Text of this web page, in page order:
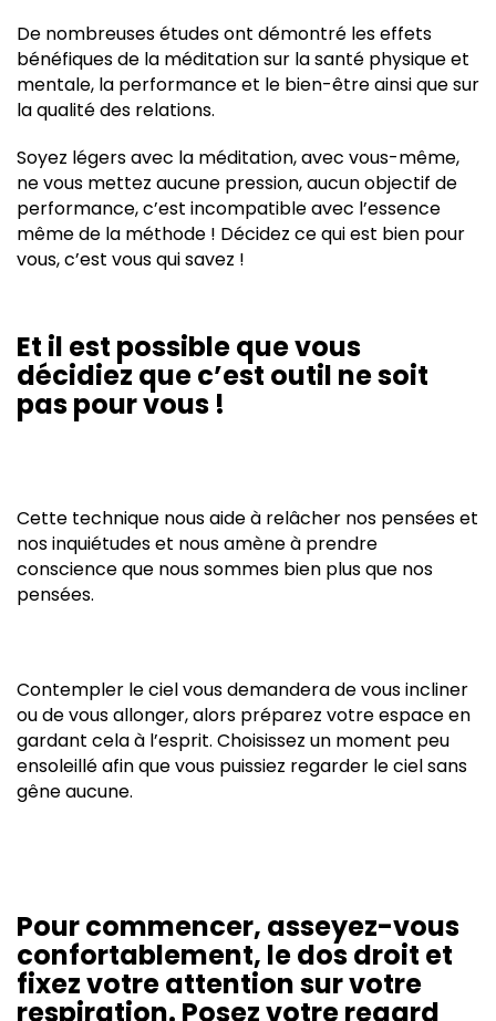
De nombreuses études ont démontré les effets
bénéfiques de la méditation sur la santé physique et
mentale, la performance et le bien-être ainsi que sur
la qualité des relations.
Soyez légers avec la méditation, avec vous-même,
ne vous mettez aucune pression, aucun objectif de
performance, c’est incompatible avec l’essence
même de la méthode ! Décidez ce qui est bien pour
vous, c’est vous qui savez !
Et il est possible que vous
décidiez que c’est outil ne soit
pas pour vous !
Cette technique nous aide à relâcher nos pensées et
nos inquiétudes et nous amène à prendre
conscience que nous sommes bien plus que nos
pensées.
Contempler le ciel vous demandera de vous incliner
ou de vous allonger, alors préparez votre espace en
gardant cela à l’esprit. Choisissez un moment peu
ensoleillé afin que vous puissiez regarder le ciel sans
gêne aucune.
Pour commencer, asseyez-vous
confortablement, le dos droit et
fixez votre attention sur votre
respiration. Posez votre regard